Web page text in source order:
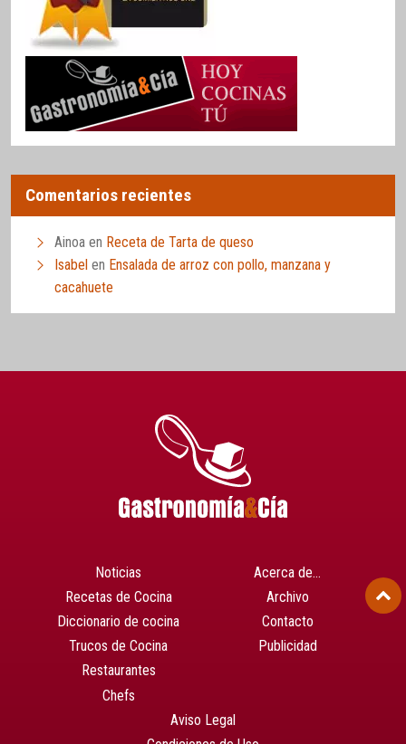
Comentarios recientes
Ainoa en Receta de Tarta de queso
Isabel en Ensalada de arroz con pollo, manzana y
cacahuete
Noticias
Recetas de Cocina
Diccionario de cocina
Trucos de Cocina
Restaurantes
Chefs
Acerca de…
Archivo
Contacto
Publicidad
Aviso Legal